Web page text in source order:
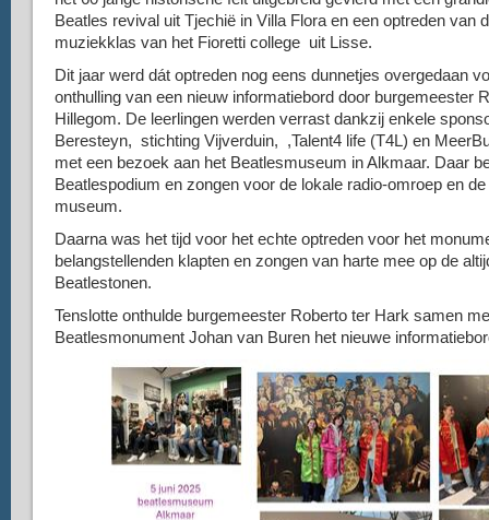
Beatles revival uit Tjechië in Villa Flora en een optreden van
muziekklas van het Fioretti college uit Lisse.
Dit jaar werd dát optreden nog eens dunnetjes overgedaan
onthulling van een nieuw informatiebord door burgemeester
Hillegom. De leerlingen werden verrast dankzij enkele
Beresteyn, stichting Vijverduin, ,Talent4 life (T4L) en
met een bezoek aan het Beatlesmuseum in Alkmaar. Daar
Beatlespodium en zongen voor de lokale radio-omroep en
museum.
Daarna was het tijd voor het echte optreden voor het
belangstellenden klapten en zongen van harte mee op de
Beatlestonen.
Tenslotte onthulde burgemeester Roberto ter Hark samen
Beatlesmonument Johan van Buren het nieuwe